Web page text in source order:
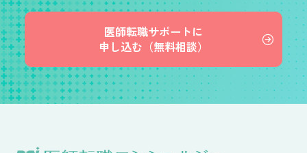
医師転職サポートに
申し込む（無料相談）